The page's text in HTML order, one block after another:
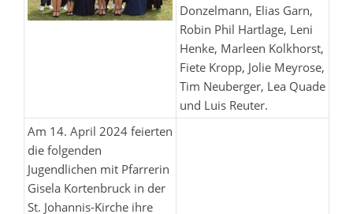
Donzelmann, Elias Garn,
Robin Phil Hartlage, Leni
Henke, Marleen Kolkhorst,
Fiete Kropp, Jolie Meyrose,
Tim Neuberger, Lea Quade
und Luis Reuter.
Am 14. April 2024 feierten
die folgenden
Jugendlichen mit Pfarrerin
Gisela Kortenbruck in der
St. Johannis-Kirche ihre